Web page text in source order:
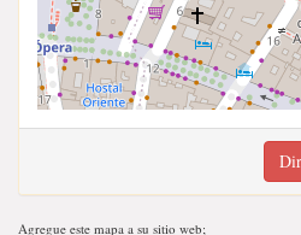
Agregue este mapa a su sitio web;